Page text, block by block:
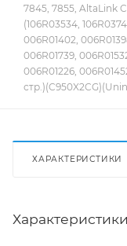
7845, 7855, AltaLink
(106R03534,
006R01402,
006R01739,
006R01226,
ХАРАКТЕРИСТИКИ
Характеристики